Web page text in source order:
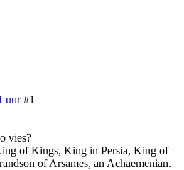
uur #1
vies?
of Kings, King in Persia, King of
of Arsames, an Achaemenian.